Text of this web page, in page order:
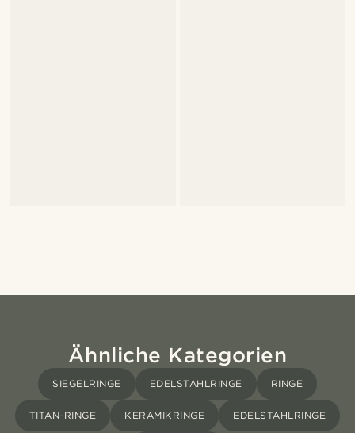
Ähnliche Kategorien
SIEGELRINGE EDELSTAHLRINGE RINGE
TITAN-RINGE KERAMIKRINGE EDELSTAHLRINGE